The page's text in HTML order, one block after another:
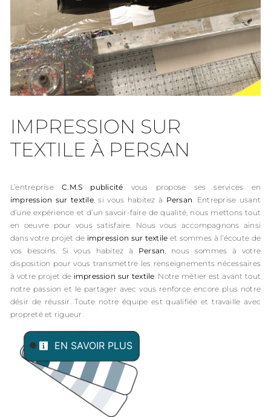
IMPRESSION SUR
TEXTILE À PERSAN
L’entrepriseC.M.S publicité vous propose ses services en
impression sur textile, si vous habitez à Persan. Entreprise usant
d’une expérience et d’un savoir-faire de qualité, nous mettons tout
en oeuvre pour vous satisfaire. Nous vous accompagnons ainsi
dans votre projet de impression sur textile et sommes à l’écoute de
vos besoins. Si vous habitez à Persan, nous sommes à votre
disposition pour vous transmettre les renseignements nécessaires
à votre projet de impression sur textile. Notre métier est avant tout
notre passion et le partager avec vous renforce encore plus notre
désir de réussir. Toute notre équipe est qualifiée et travaille avec
propreté et rigueur.
EN SAVOIR PLUS